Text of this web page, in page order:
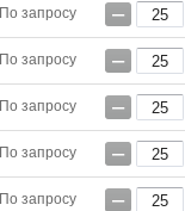
По запросу −
По запросу −
По запросу −
По запросу −
По запросу −